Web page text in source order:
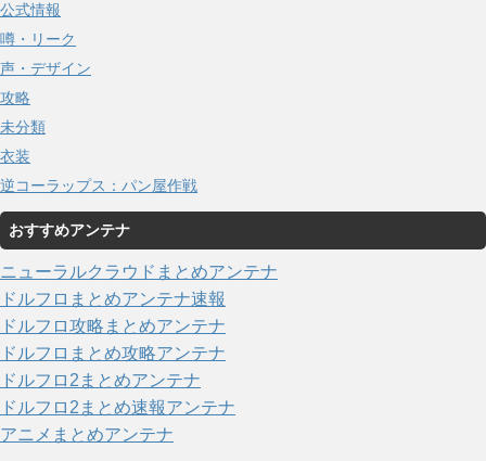
公式情報
噂・リーク
声・デザイン
攻略
未分類
衣装
逆コーラップス：パン屋作戦
おすすめアンテナ
ニューラルクラウドまとめアンテナ
ドルフロまとめアンテナ速報
ドルフロ攻略まとめアンテナ
ドルフロまとめ攻略アンテナ
ドルフロ2まとめアンテナ
ドルフロ2まとめ速報アンテナ
アニメまとめアンテナ